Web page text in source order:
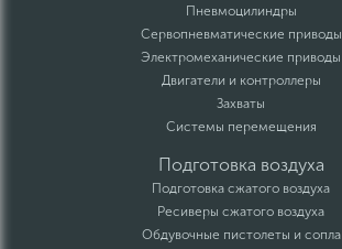
Пневмоцилиндры
Сервопневматические приводы
Электромеханические приводы
Двигатели и контроллеры
Захваты
Системы перемещения
Подготовка воздуха
Подготовка сжатого воздуха
Ресиверы сжатого воздуха
Обдувочные пистолеты и сопла